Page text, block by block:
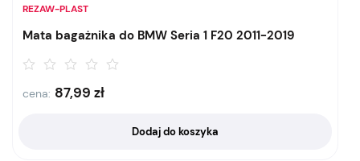
REZAW-PLAST
Mata bagażnika do BMW Seria 1 F20 2011-2019
cena: 87,99 zł
Dodaj do koszyka